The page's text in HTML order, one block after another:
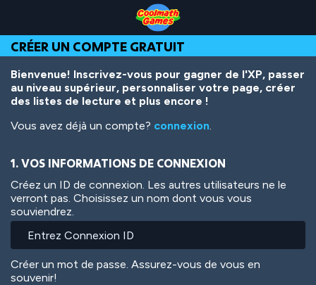
Top
of
Page
Navigation
Main
Content
Footer
contenu
principal
CRÉER UN COMPTE GRATUIT
Bienvenue! Inscrivez-vous pour gagner de l'XP, passer
au niveau supérieur, personnaliser votre page, créer
des listes de lecture et plus encore !
Vous avez déjà un compte? connexion.
1. VOS INFORMATIONS DE CONNEXION
Créez un ID de connexion. Les autres utilisateurs ne le
verront pas. Choisissez un nom dont vous vous
souviendrez.
Créer un mot de passe. Assurez-vous de vous en
souvenir!